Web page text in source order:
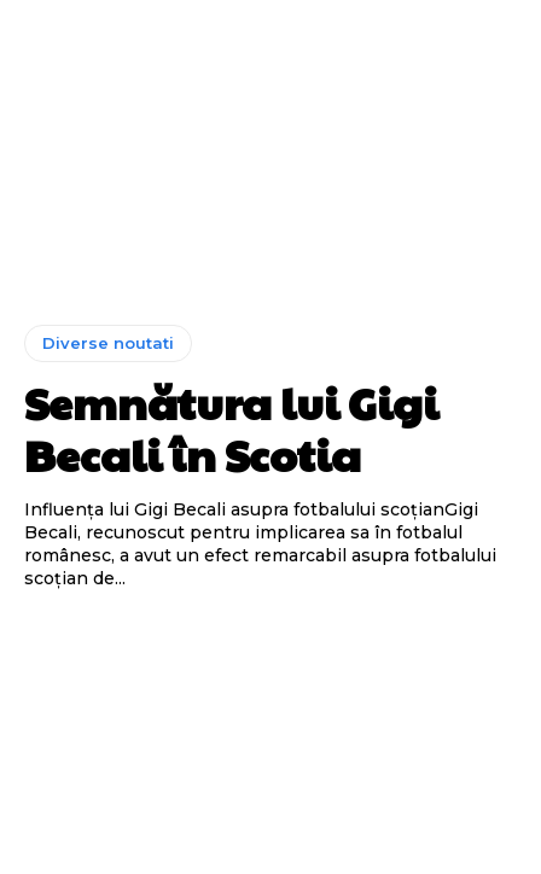
Diverse noutati
Semnătura lui Gigi
Becali în Scotia
Influența lui Gigi Becali asupra fotbalului scoțianGigi
Becali, recunoscut pentru implicarea sa în fotbalul
românesc, a avut un efect remarcabil asupra fotbalului
scoțian de...